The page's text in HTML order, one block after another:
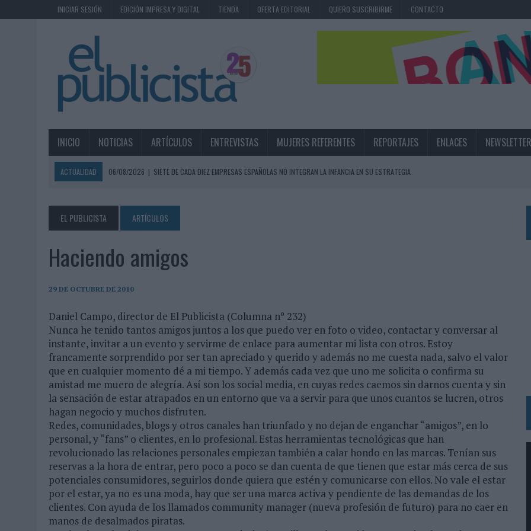
INICIAR SESIÓN EDICIÓN IMPRESA Y DIGITAL TIENDA OFERTA EDITORIAL QUIERO SUSCRIBIRME CONTACTO
INICIO NOTICIAS ARTÍCULOS ENTREVISTAS MUJERES REFERENTES REPORTAJES ENLACES NEWSLETTER
ACTUALIDAD 06/08/2026 | SIETE DE CADA DIEZ EMPRESAS ESPAÑOLAS NO INTEGRAN LA INFANCIA EN SU ESTRATEGIA
LA TELEVISIÓN SIGUE LIDERANDO EL CONSUMO DE MEDIOS EN VERANO Y SUPERA AL MÓVIL COMO DISPOSITIVO MÁS UTILIZADO
06/08/2026 | EL USO DE LA IA GENERATIVA ALCANZA YA AL 62% DE LOS ESPAÑOLES
06/08/2026
SYSTEM1 NOMBRA A KIMBERLY BASTONI COMO NUEVA DIRECTORA COMERCIAL GLOBAL
06/08/2026 | FRIGO Y UNIQLO LANZAN UNA COLECCIÓN PERSONALIZABLE INSPIRADA EN CORNETTO, CALIPPO Y SOLERO
06/08/2026 | LA IA ESTÁ SUBIENDO EL LISTÓN DE LA CREATIVIDAD
05/08/2026 | FABRA COMUNICACIÓN INCORPORA A CASONÁ Y ASUME LA GESTIÓN DE SUS RELACIONES CON LOS MEDIOS
05/08/2026 | LOPESAN HOTELS & RESORTS ACERCA EL PARAÍSO CANARIO EN SU ÚLTIMA CAMPAÑA INTERNACIONAL
05/08/2026 | LUIS ARQUILLOS (BURGO DE ARIAS): “LA CONSTRUCCIÓN DE MARCA A LARGO PLAZO Y LA MEDICIÓN SON DOS CARAS DE LA MISMA
MONEDA”
‘EL PARAÍSO MÁS CERCA’, DE 22GRADOS PARA LOPESAN HOTELS & RESORTS
04/08/2026 | ‘LA ÚNICA CERVEZA DEL MUNDO QUE SE DISFRUTA DOS VECES’, DE INUSUALY PARA CERVEZA CAPAZ
04/08/2026
‘EL FÚTBOL SIN LAS PERSONAS’, DE DENTSU CREATIVE PARA ORANGE
04/08/2026
| CAPAZ, LA CERVEZA QUE CONVIERTE CADA BOTELLA EN UNA OPORTUNIDAD DE INCLUSIÓN
04/08/2026
BABARIA Y MAXIBON SON ‘EL MATCH PERFECTO DEL VERANO’
04/08/2026 |
AUDIBLE REIVINDICA EL PODER TRANSFORMADOR DEL AUDIO EN SU NUEVA CAMPAÑA GLOBAL DE MARCA
03/08/2026 | ‘VUELVE EL FÚTBOL. VUELVE A SOÑAR’, DE VML PARA MOVISTAR
EL PUBLICISTA ARTÍCULOS
Haciendo amigos
29 DE OCTUBRE DE 2010
Daniel Campo, director de El Publicista (Columna nº 232)
Nunca he tenido tantos amigos juntos a los que puedo ver en foto o video, contactar y conversar al
instante, invitar a un evento y servirme de enlace para aumentar mi lista con otros. Estoy
francamente sorprendido por ser tan apreciado y querido y además no me cuesta nada, salvo el valor
que en cualquier momento dé a mi tiempo. Y además cada vez que uno me solicita o confirma su
amistad me muero de alegría. Así son los social media, en cuyas redes caemos sin darnos cuenta y sin
la sensación de estar atrapados en un entorno que va a servir para que unos cuantos se lucren, otros
hagan negocio y muchos disfruten.
Redes, comunidades, blogs y otros canales han triunfado y no dejan de enganchar “amigos”, en lo
personal, y “fans” o clientes, en lo profesional. Estas herramientas tecnológicas que han
revolucionado las relaciones personales empiezan también a calar hondo en las marcas. Tenían sus
reservas a la hora de entrar, pero poco a poco se dan cuenta de que tienen que estar más cerca de sus
potenciales consumidores, seguirlos donde quiera que estén y comunicarse con ellos. No vale el estar
por el estar, ya no es una moda, hay que ser una marca activa y pendiente de las demandas de los
clientes. Con ayuda de los llamados community manager (nueva profesión de futuro) para no caer en
manos de desalmados piratas.